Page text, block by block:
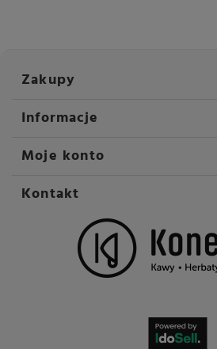
Zakupy
Informacje
Moje konto
Kontakt